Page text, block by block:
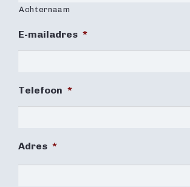
Achternaam
E-mailadres *
Telefoon *
Adres *